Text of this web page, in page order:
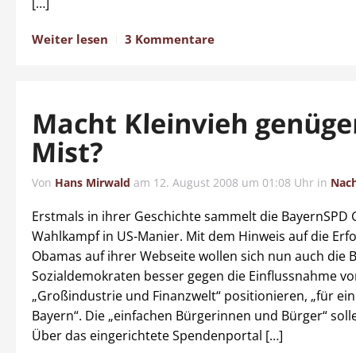
Weiter lesen 3 Kommentare
Macht Kleinvieh
Mist?
Von Hans Mirwald am 12. August 2008 um 01:08 Uhr in
Erstmals in ihrer Geschichte sammelt die BayernSPD
Wahlkampf in US-Manier. Mit dem Hinweis auf die
Obamas auf ihrer Webseite wollen sich nun auch die
Sozialdemokraten besser gegen die Einflussnahme
„Großindustrie und Finanzwelt“ positionieren, „für
Bayern“. Die „einfachen Bürgerinnen und Bürger“
Über das eingerichtete Spendenportal […]